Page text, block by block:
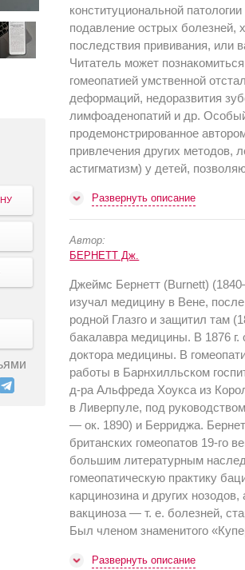
конституциональной
подавление острых болезней,
последствия прививания, или
Читатель может
гомеопатией умственной
деформаций, недоразвития
лимфоаденопатий и др.
продемонстрированное
привлечения других методов,
астигматизм) у детей,
Развернуть описание
Автор:
БЕРНЕТТ Дж.
Джеймс Бернетт (Burnett)
изучал медицину в Вене,
родной Глазго и защитил там
бакалавра медицины. В 1876 г.
доктора медицины. В
работы в Барнхилльском
д-ра Альфреда Хоукса из
в Ливерпуле, под
— ок. 1890) и Берриджа.
британских гомеопатов 19-го
большим литературным
гомеопатическую практику
карцинозина и других
вакциноза — т. е. болезней,
Был членом знаменитого
Развернуть описание